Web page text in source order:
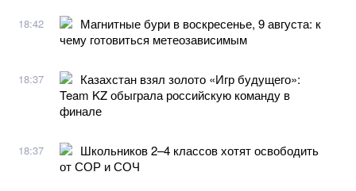
18:42
Магнитные бури в воскресенье, 9 августа: к
чему готовиться метеозависимым
18:37
Казахстан взял золото «Игр будущего»:
Team KZ обыграла российскую команду в
финале
18:37
Школьников 2–4 классов хотят освободить
от СОР и СОЧ